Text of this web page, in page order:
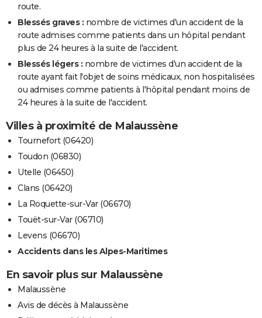
route.
Blessés graves : nombre de victimes d'un accident de la
route admises comme patients dans un hôpital pendant
plus de 24 heures à la suite de l'accident.
Blessés légers : nombre de victimes d'un accident de la
route ayant fait l'objet de soins médicaux, non hospitalisées
ou admises comme patients à l'hôpital pendant moins de
24 heures à la suite de l'accident.
Villes à proximité de Malaussène
Tournefort (06420)
Toudon (06830)
Utelle (06450)
Clans (06420)
La Roquette-sur-Var (06670)
Touët-sur-Var (06710)
Levens (06670)
Accidents dans les Alpes-Maritimes
En savoir plus sur Malaussène
Malaussène
Avis de décès à Malaussène